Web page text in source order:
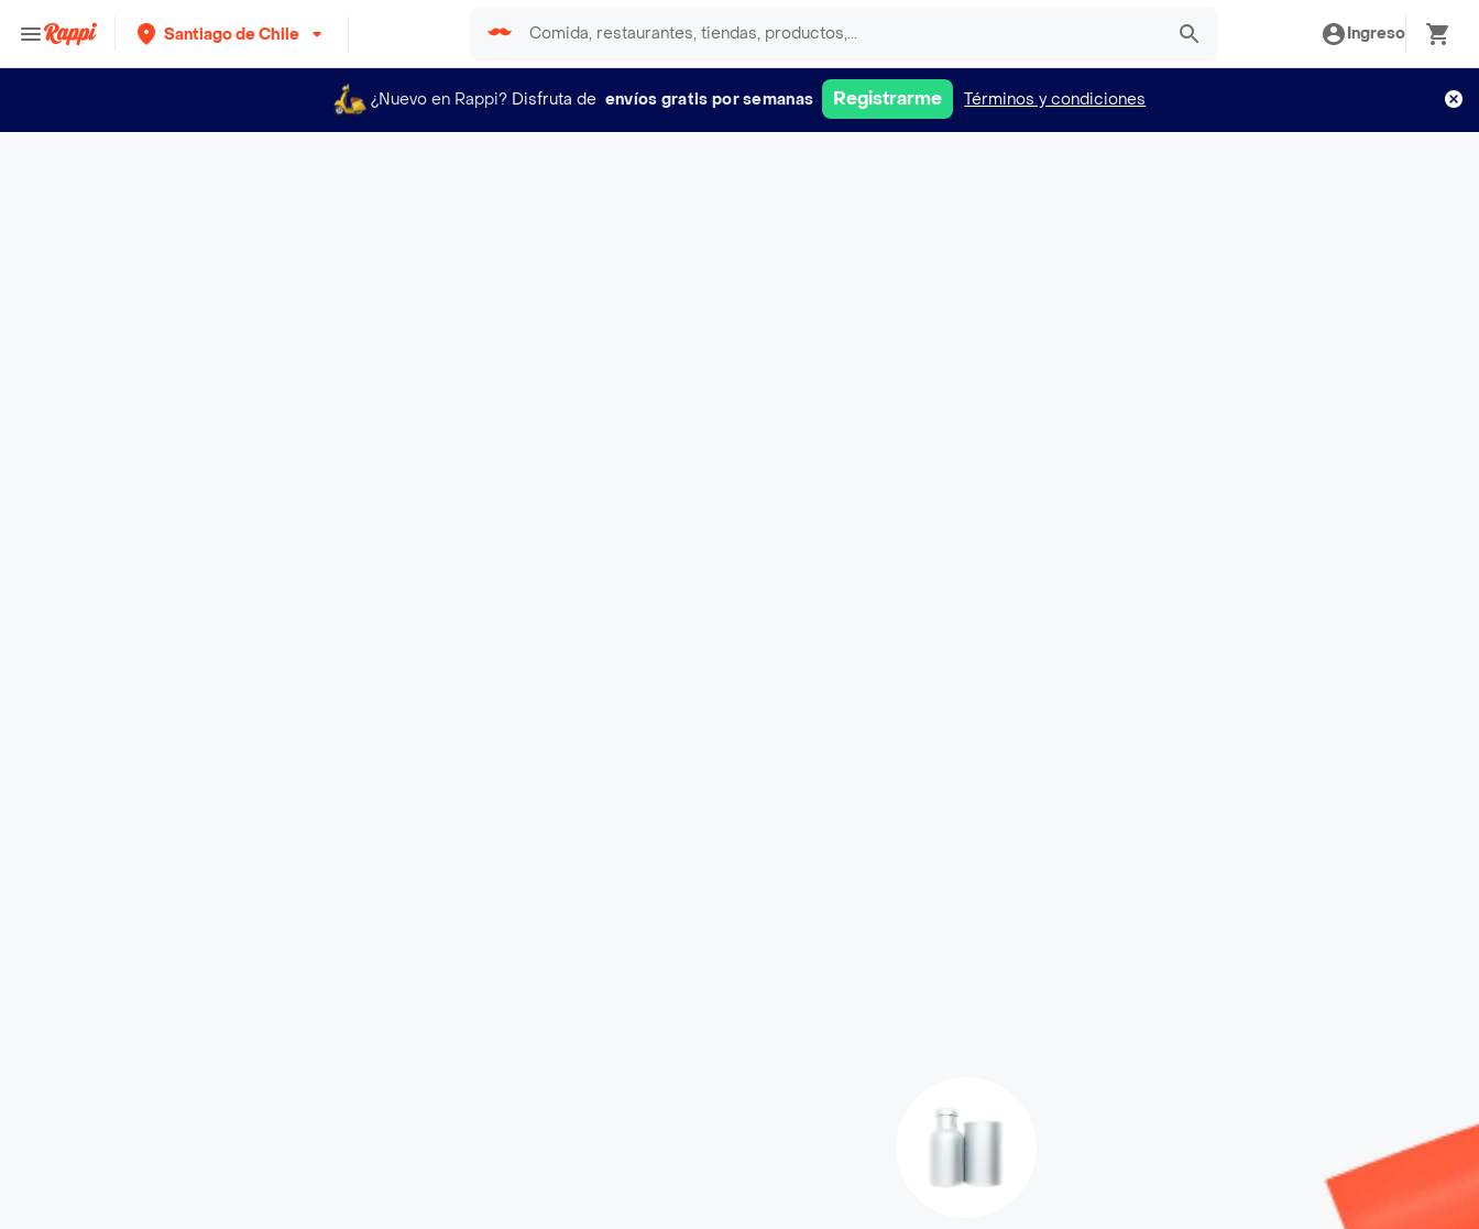
Santiago de Chile Ingreso
¿Nuevo en Rappi? Disfruta de envíos gratis por semanas Registrarme Términos y condiciones